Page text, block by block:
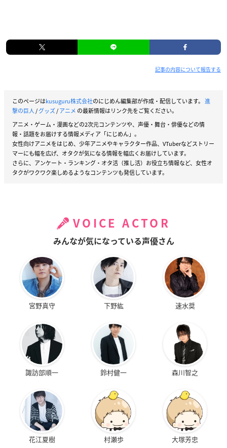
透明感溢れるおしゃれな香水ボトルは、スプレー付きのア
トマイザータイプ。
バッグにすっぽり入るスリムサイズが嬉しい。
ボトル：直径約15mm、高さ約103mm
内容量：9ml
【素材】
キャップ:アルミ
ボトル：ガラス
ラベル・袋：PP
月に冴える、凛々しく輝く高潔な刃。
12月25日誕生花のバラが馥郁とした情熱な佳芳を潜め、寒
さで研ぎ澄まされたりんごの清香が際立つ。
イタリア産ヴァイオレットは確かな個性と慎みを感じさ
せ、ほのかに香るホワイトリリーが華やかさをやや添え
ブラジル産トンカビーンとモスにより芳しさが重なり、深
みを増してゆく。重厚かつ洗練された香りが後へと続く。
時に神経質で綺麗好き、時に不愛想。
ただ託された想いと交わした誓いは、いつまでも献身的に
守り続ける
Top note
アップル、ライム、ベルガモット、ラベンダー、パイナッ
記事の内容について報告する
このページはkusuguru株式会社のにじめん編集部が作成・配信しています。 進
撃の巨人/グッズ/アニメ の最新情報はリンク先をご覧ください。
アニメ・ゲーム・漫画などの2次元コンテンツや、声優・舞台・俳優などの情
報・話題をお届けする情報メディア「にじめん」。
女性向けアニメをはじめ、少年アニメやキャラクター作品、VTuberなどストリー
マーにも幅を広げ、オタクが気になる情報を幅広くお届けしています。
さらに、アンケート・ランキング・オタ活（推し活）お役立ち情報など、女性オ
タクがワクワク楽しめるようなコンテンツも発信しています。
VOICE ACTOR
みんなが気になっている声優さん
宮野真守 下野紘 速水奨
諏訪部順一 鈴村健一 森川智之
花江夏樹 村瀬歩 大塚芳忠